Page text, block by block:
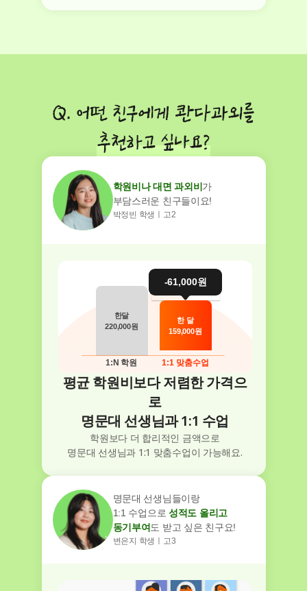
학원비나 대면 과외비가
부담스러운 친구들이요!
박정빈 학생ㅣ고2
한달
220,000원
1:N 학원
-61,000원
한 달
159,000원
1:1 맞춤수업
평균 학원비보다 저렴한 가격으
로
명문대 선생님과 1:1 수업
학원보다 더 합리적인 금액으로
명문대 선생님과 1:1 맞춤수업이 가능해요.
명문대 선생님들이랑
1:1 수업으로 성적도 올리고
동기부여 도 받고 싶은 친구요!
변은지 학생ㅣ고3